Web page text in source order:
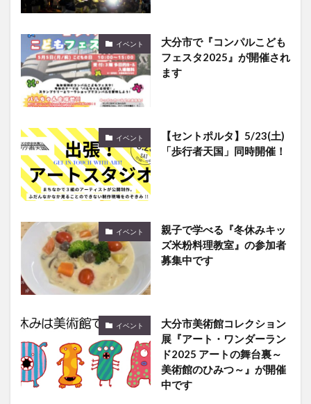
イベント
大分市で『コンパルこども
フェスタ2025』が開催され
ます
イベント
【セントポルタ】5/23(土)
「歩行者天国」同時開催！
イベント
親子で学べる『冬休みキッ
ズ米粉料理教室』の参加者
募集中です
イベント
大分市美術館コレクション
展『アート・ワンダーラン
ド2025 アートの舞台裏～
美術館のひみつ～』が開催
中です